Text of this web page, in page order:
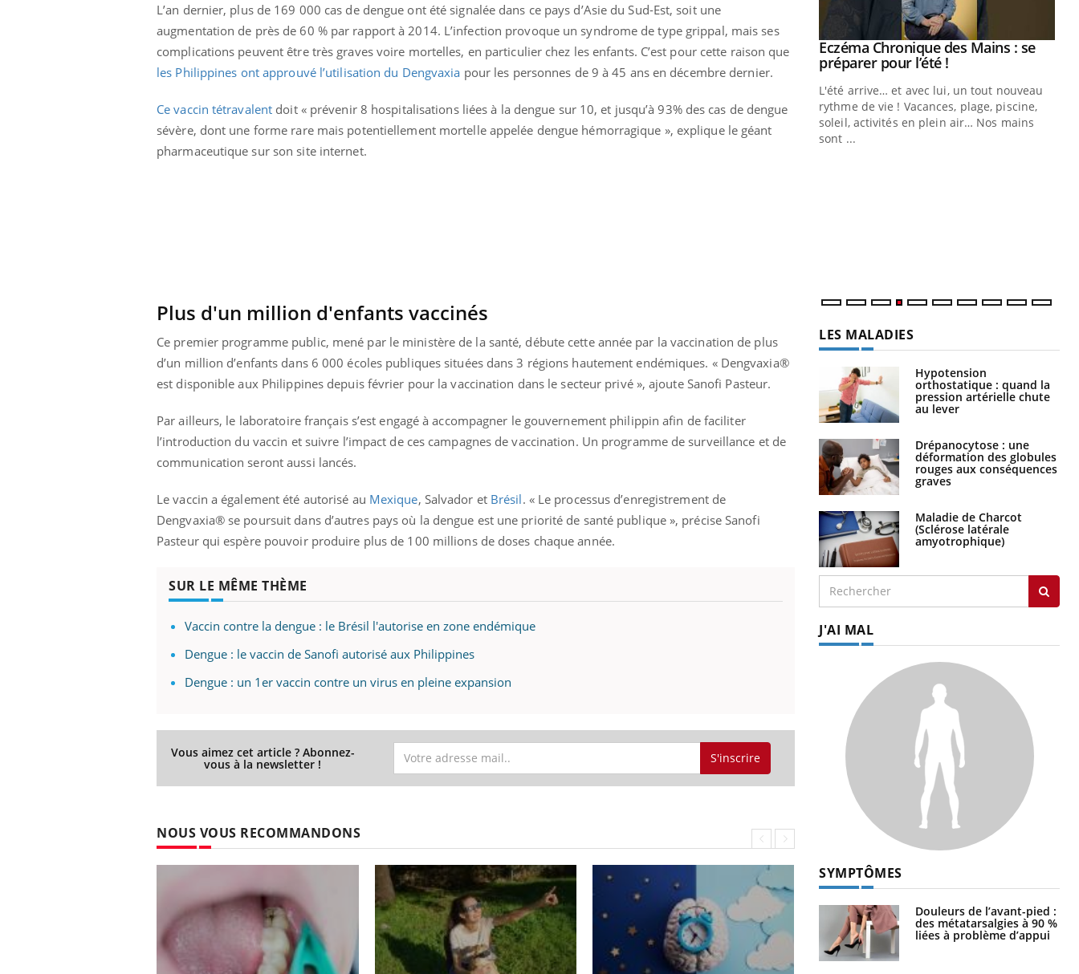
L’an dernier, plus de 169 000 cas de dengue ont été signalée dans ce pays d’Asie du Sud-Est, soit une
augmentation de près de 60 % par rapport à 2014. L’infection provoque un syndrome de type grippal, mais ses
complications peuvent être très graves voire mortelles, en particulier chez les enfants. C’est pour cette raison que
les Philippines ont approuvé l’utilisation du Dengvaxia pour les personnes de 9 à 45 ans en décembre dernier.
Ce vaccin tétravalent doit « prévenir 8 hospitalisations liées à la dengue sur 10, et jusqu’à 93% des cas de dengue
sévère, dont une forme rare mais potentiellement mortelle appelée dengue hémorragique », explique le géant
pharmaceutique sur son site internet.
Plus d'un million d'enfants vaccinés
Ce premier programme public, mené par le ministère de la santé, débute cette année par la vaccination de plus
d’un million d’enfants dans 6 000 écoles publiques situées dans 3 régions hautement endémiques. « Dengvaxia®
est disponible aux Philippines depuis février pour la vaccination dans le secteur privé », ajoute Sanofi Pasteur.
Par ailleurs, le laboratoire français s’est engagé à accompagner le gouvernement philippin afin de faciliter
l’introduction du vaccin et suivre l’impact de ces campagnes de vaccination. Un programme de surveillance et de
communication seront aussi lancés.
Le vaccin a également été autorisé au Mexique, Salvador et Brésil. « Le processus d’enregistrement de
Dengvaxia® se poursuit dans d’autres pays où la dengue est une priorité de santé publique », précise Sanofi
Pasteur qui espère pouvoir produire plus de 100 millions de doses chaque année.
SUR LE MÊME THÈME
Vaccin contre la dengue : le Brésil l'autorise en zone endémique
Dengue : le vaccin de Sanofi autorisé aux Philippines
Dengue : un 1er vaccin contre un virus en pleine expansion
Vous aimez cet article ? Abonnez-
vous à la newsletter ! S'inscrire
NOUS VOUS RECOMMANDONS
Eczéma Chronique des Mains :
expliquer ma maladie Youtube
d'autres non ! D'un côté, poser des
questions sur la maladie d'un proche c'est
Youtube
Carence en fer : comprendre pour
prévenirYoutube
même alopécie… Les symptômes de la
carence en fer sont multiples ce qui la rend
...
Youtube
Insuline & Charge mentale : et si on
osait en parler??Youtube
reste entourée d'idées reçues chez les
patients comme parfois chez les soignants.
Youtube
Eczéma Chronique des Mains : se
préparer pour l’été !Youtube
L'été arrive… et avec lui, un tout nouveau
rythme de vie ! Vacances, plage, piscine,
soleil, activités en plein air… Nos mains
sont ...
LES MALADIES
Hypotension
orthostatique : quand la
pression artérielle chute
au lever
Drépanocytose : une
déformation des globules
rouges aux conséquences
graves
Maladie de Charcot
(Sclérose latérale
amyotrophique)
J'AI MAL
SYMPTÔMES
Douleurs de l’avant-pied :
des métatarsalgies à 90 %
liées à problème d’appui